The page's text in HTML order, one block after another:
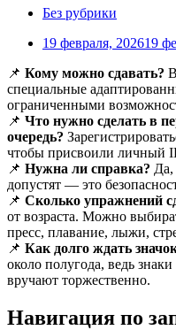
Без рубрики
19 февраля, 202619
📌 Кому можно сдавать?
специальные
ограниченными
📌 Что нужно сделать в
очередь?
чтобы присвоили личный
📌 Нужна ли справка? Да,
допустят — это
📌 Сколько упражнений
от возраста. Можно
пресс, плавание, лыжи,
📌 Как долго ждать
около полугода, ведь
вручают торжественно.
Навигация по